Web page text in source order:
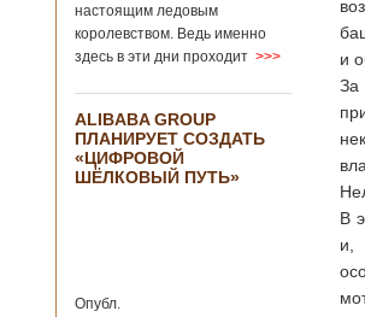
Как
свидетельствуют
данные, которые
Федеральным
статистическим
ведомством
Германии, в 2018
уже третий год
настоящим ледовым
королевством. Ведь именно
здесь в эти дни проходит >>>
ALIBABA GROUP
ПЛАНИРУЕТ СОЗДАТЬ
«ЦИФРОВОЙ
ШЁЛКОВЫЙ ПУТЬ»
Опубл.
и
За
В
и,